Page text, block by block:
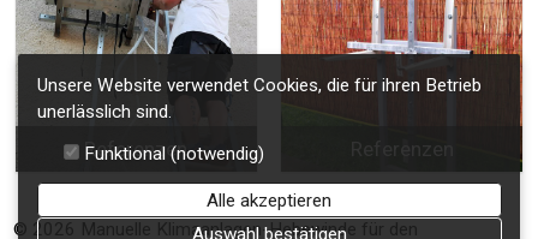
Referenzen
© 2026 Manuelle Klimaanlagen-Hebewinde für den
Unsere Website verwendet Cookies, die für ihren Betrieb
unerlässlich sind.
Funktional (notwendig)
Alle akzeptieren
Auswahl bestätigen